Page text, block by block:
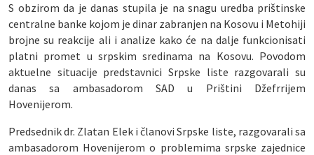
S obzirom da je danas stupila je na snagu uredba prištinske
centralne banke kojom je dinar zabranjen na Kosovu i Metohiji
brojne su reakcije ali i analize kako će na dalje funkcionisati
platni promet u srpskim sredinama na Kosovu. Povodom
aktuelne situacije predstavnici Srpske liste razgovarali su
danas sa ambasadorom SAD u Prištini Džefrrijem
Hovenijerom.
Predsednik dr. Zlatan Elek i članovi Srpske liste, razgovarali sa
ambasadorom Hovenijerom o problemima srpske zajednice